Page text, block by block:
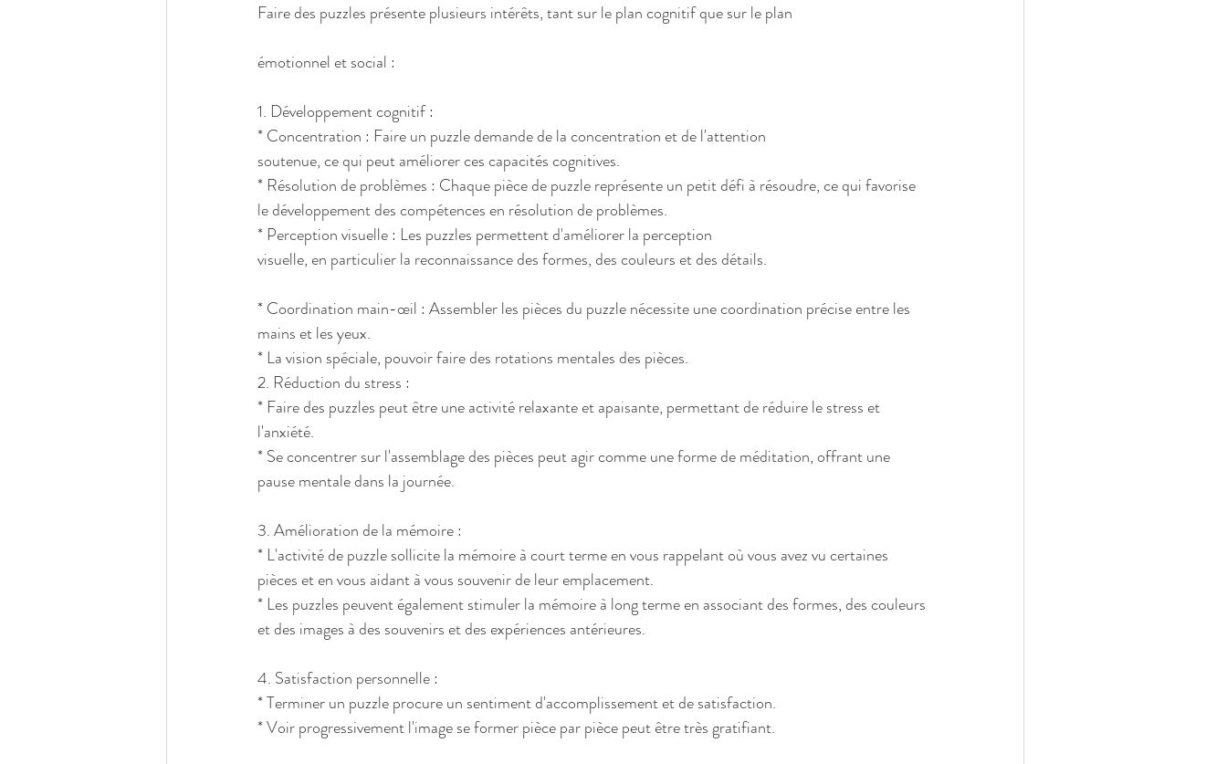
Faire des puzzles présente plusieurs intérêts, tant sur le plan cognitif que sur le plan
émotionnel et social :
1. Développement cognitif :
* Concentration : Faire un puzzle demande de la concentration et de l'attention
soutenue, ce qui peut améliorer ces capacités cognitives.
* Résolution de problèmes : Chaque pièce de puzzle représente un petit défi à résoudre, ce qui favorise
le développement des compétences en résolution de problèmes.
* Perception visuelle : Les puzzles permettent d'améliorer la perception
visuelle, en particulier la reconnaissance des formes, des couleurs et des détails.
* Coordination main-œil : Assembler les pièces du puzzle nécessite une coordination précise entre les
mains et les yeux.
* La vision spéciale, pouvoir faire des rotations mentales des pièces.
2. Réduction du stress :
* Faire des puzzles peut être une activité relaxante et apaisante, permettant de réduire le stress et
l'anxiété.
* Se concentrer sur l'assemblage des pièces peut agir comme une forme de méditation, offrant une
pause mentale dans la journée.
3. Amélioration de la mémoire :
* L'activité de puzzle sollicite la mémoire à court terme en vous rappelant où vous avez vu certaines
pièces et en vous aidant à vous souvenir de leur emplacement.
* Les puzzles peuvent également stimuler la mémoire à long terme en associant des formes, des couleurs
et des images à des souvenirs et des expériences antérieures.
4. Satisfaction personnelle :
* Terminer un puzzle procure un sentiment d'accomplissement et de satisfaction.
* Voir progressivement l'image se former pièce par pièce peut être très gratifiant.